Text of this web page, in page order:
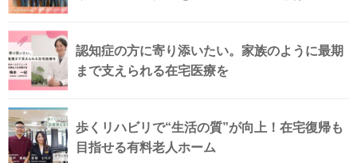
認知症の方に寄り添いたい。家族のように最期
まで支えられる在宅医療を
歩くリハビリで“生活の質”が向上！在宅復帰も
目指せる有料老人ホーム